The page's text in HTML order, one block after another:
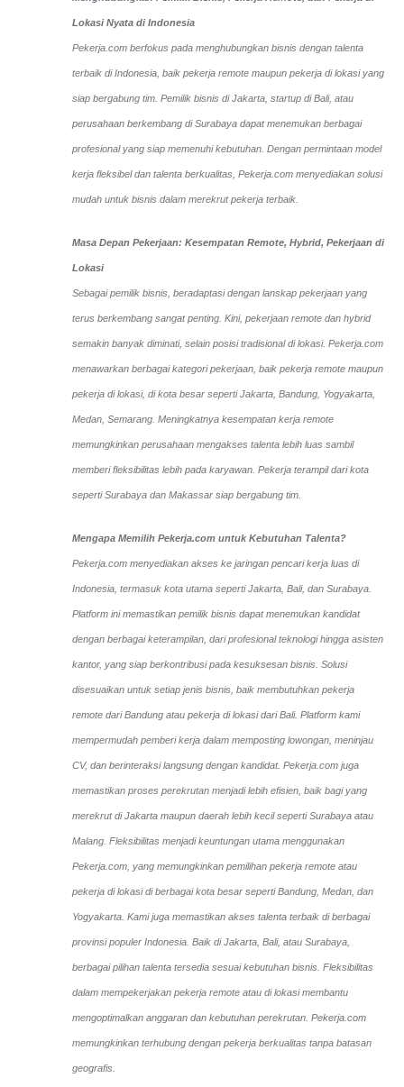
Lokasi Nyata di Indonesia
Pekerja.com berfokus pada menghubungkan bisnis dengan talenta
terbaik di Indonesia, baik pekerja remote maupun pekerja di lokasi yang
siap bergabung tim. Pemilik bisnis di Jakarta, startup di Bali, atau
perusahaan berkembang di Surabaya dapat menemukan berbagai
profesional yang siap memenuhi kebutuhan. Dengan permintaan model
kerja fleksibel dan talenta berkualitas, Pekerja.com menyediakan solusi
mudah untuk bisnis dalam merekrut pekerja terbaik.
Masa Depan Pekerjaan: Kesempatan Remote, Hybrid, Pekerjaan di
Lokasi
Sebagai pemilik bisnis, beradaptasi dengan lanskap pekerjaan yang
terus berkembang sangat penting. Kini, pekerjaan remote dan hybrid
semakin banyak diminati, selain posisi tradisional di lokasi. Pekerja.com
menawarkan berbagai kategori pekerjaan, baik pekerja remote maupun
pekerja di lokasi, di kota besar seperti Jakarta, Bandung, Yogyakarta,
Medan, Semarang. Meningkatnya kesempatan kerja remote
memungkinkan perusahaan mengakses talenta lebih luas sambil
memberi fleksibilitas lebih pada karyawan. Pekerja terampil dari kota
seperti Surabaya dan Makassar siap bergabung tim.
Mengapa Memilih Pekerja.com untuk Kebutuhan Talenta?
Pekerja.com menyediakan akses ke jaringan pencari kerja luas di
Indonesia, termasuk kota utama seperti Jakarta, Bali, dan Surabaya.
Platform ini memastikan pemilik bisnis dapat menemukan kandidat
dengan berbagai keterampilan, dari profesional teknologi hingga asisten
kantor, yang siap berkontribusi pada kesuksesan bisnis. Solusi
disesuaikan untuk setiap jenis bisnis, baik membutuhkan pekerja
remote dari Bandung atau pekerja di lokasi dari Bali. Platform kami
mempermudah pemberi kerja dalam memposting lowongan, meninjau
CV, dan berinteraksi langsung dengan kandidat. Pekerja.com juga
memastikan proses perekrutan menjadi lebih efisien, baik bagi yang
merekrut di Jakarta maupun daerah lebih kecil seperti Surabaya atau
Malang. Fleksibilitas menjadi keuntungan utama menggunakan
Pekerja.com, yang memungkinkan pemilihan pekerja remote atau
pekerja di lokasi di berbagai kota besar seperti Bandung, Medan, dan
Yogyakarta. Kami juga memastikan akses talenta terbaik di berbagai
provinsi populer Indonesia. Baik di Jakarta, Bali, atau Surabaya,
berbagai pilihan talenta tersedia sesuai kebutuhan bisnis. Fleksibilitas
dalam mempekerjakan pekerja remote atau di lokasi membantu
mengoptimalkan anggaran dan kebutuhan perekrutan. Pekerja.com
memungkinkan terhubung dengan pekerja berkualitas tanpa batasan
geografis.